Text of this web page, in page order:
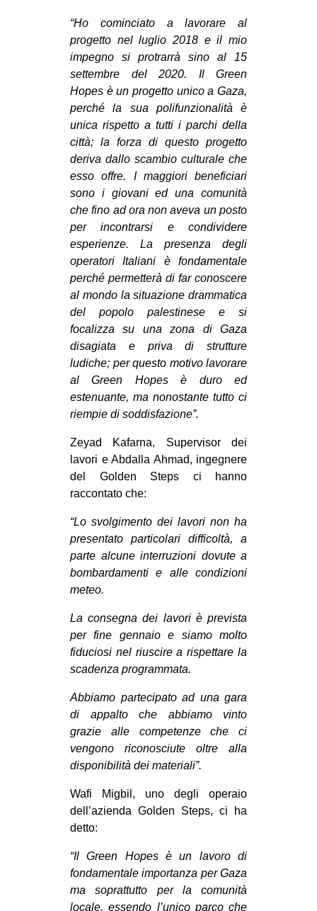
“Ho cominciato a lavorare al
progetto nel luglio 2018 e il mio
impegno si protrarrà sino al 15
settembre del 2020. Il Green
Hopes è un progetto unico a Gaza,
perché la sua polifunzionalità è
unica rispetto a tutti i parchi della
città; la forza di questo progetto
deriva dallo scambio culturale che
esso offre. I maggiori beneficiari
sono i giovani ed una comunità
che fino ad ora non aveva un posto
per incontrarsi e condividere
esperienze. La presenza degli
operatori Italiani è fondamentale
perché permetterà di far conoscere
al mondo la situazione drammatica
del popolo palestinese e si
focalizza su una zona di Gaza
disagiata e priva di strutture
ludiche; per questo motivo lavorare
al Green Hopes è duro ed
estenuante, ma nonostante tutto ci
riempie di soddisfazione”.
Zeyad Kafarna, Supervisor dei
lavori e Abdalla Ahmad, ingegnere
del Golden Steps ci hanno
raccontato che:
“Lo svolgimento dei lavori non ha
presentato particolari difficoltà, a
parte alcune interruzioni dovute a
bombardamenti e alle condizioni
meteo.
La consegna dei lavori è prevista
per fine gennaio e siamo molto
fiduciosi nel riuscire a rispettare la
scadenza programmata.
Abbiamo partecipato ad una gara
di appalto che abbiamo vinto
grazie alle competenze che ci
vengono riconosciute oltre alla
disponibilità dei materiali”.
Wafi Migbil, uno degli operaio
dell’azienda Golden Steps, ci ha
detto:
“Il Green Hopes è un lavoro di
fondamentale importanza per Gaza
ma soprattutto per la comunità
locale, essendo l’unico parco che